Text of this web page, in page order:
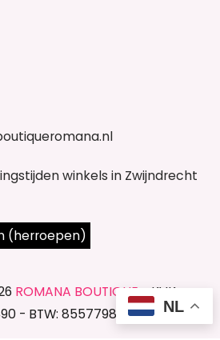
winkels in Zwijndrecht
(herroepen)
ROMANA BOUTIQUE- KVK:
- BTW: 85577987
NL